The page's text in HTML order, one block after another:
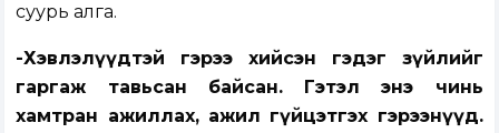
суурь алга.
-Хэвлэлүүдтэй гэрээ хийсэн гэдэг зүйлийг
гаргаж тавьсан байсан. Гэтэл энэ чинь
хамтран ажиллах, ажил гүйцэтгэх гэрээнүүд.